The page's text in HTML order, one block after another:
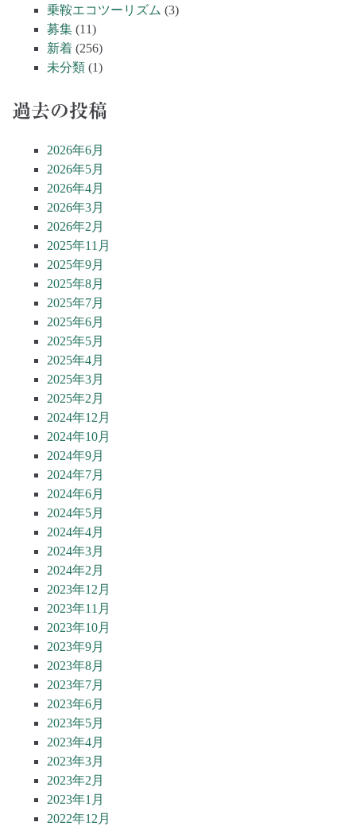
乗鞍エコツーリズム (3)
募集 (11)
新着 (256)
未分類 (1)
過去の投稿
2026年6月
2026年5月
2026年4月
2026年3月
2026年2月
2025年11月
2025年9月
2025年8月
2025年7月
2025年6月
2025年5月
2025年4月
2025年3月
2025年2月
2024年12月
2024年10月
2024年9月
2024年7月
2024年6月
2024年5月
2024年4月
2024年3月
2024年2月
2023年12月
2023年11月
2023年10月
2023年9月
2023年8月
2023年7月
2023年6月
2023年5月
2023年4月
2023年3月
2023年2月
2023年1月
2022年12月